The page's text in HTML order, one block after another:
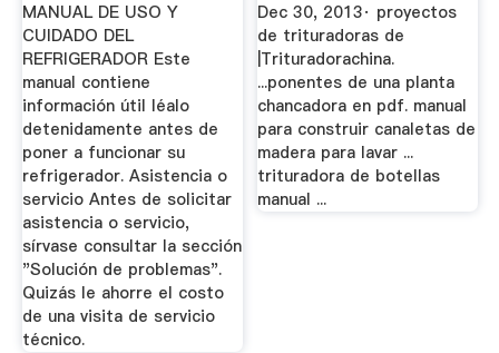
MANUAL DE USO Y
CUIDADO DEL
REFRIGERADOR Este
manual contiene
información útil léalo
detenidamente antes de
poner a funcionar su
refrigerador. Asistencia o
servicio Antes de solicitar
asistencia o servicio,
sírvase consultar la sección
"Solución de problemas".
Quizás le ahorre el costo
de una visita de servicio
técnico.
Dec 30, 2013· proyectos
de trituradoras de
|Trituradorachina.
...ponentes de una planta
chancadora en pdf. manual
para construir canaletas de
madera para lavar ...
trituradora de botellas
manual ...